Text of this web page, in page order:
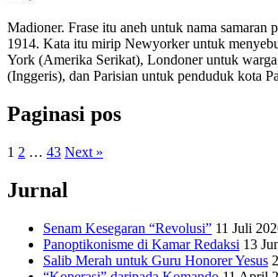
Madioner. Frase itu aneh untuk nama samaran
1914. Kata itu mirip Newyorker untuk
York (Amerika Serikat), Londoner untuk
(Inggeris), dan Parisian untuk penduduk kota
Paginasi pos
1 2 … 43 Next »
Jurnal
Senam Kesegaran “Revolusi” 11 Juli
Panoptikonisme di Kamar Redaksi 13
Salib Merah untuk Guru Honorer Yesus